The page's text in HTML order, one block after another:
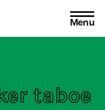
Menu
taboe